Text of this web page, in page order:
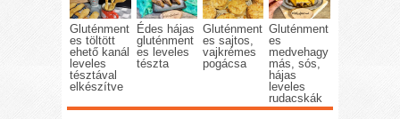
Gluténment
es töltött
ehető kanál
leveles
tésztával
elkészítve
Édes hájas
gluténment
es leveles
tészta
Gluténment
es sajtos,
vajkrémes
pogácsa
Gluténment
es
medvehagy
más, sós,
hájas
leveles
rudacskák